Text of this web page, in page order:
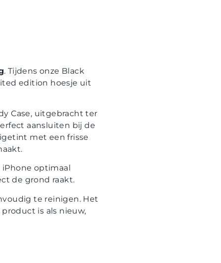
. Tijdens onze Black
edition hoesje uit
Case, uitgebracht ter
aansluiten bij de
met een frisse
optimaal
de grond raakt.
te reinigen. Het
is als nieuw,